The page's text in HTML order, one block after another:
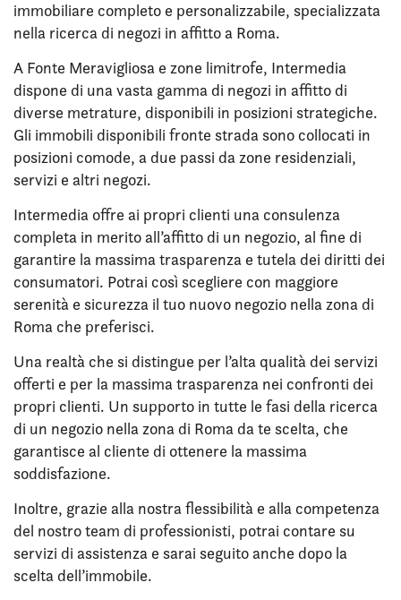
immobiliare completo e personalizzabile, specializzata
nella ricerca di negozi in affitto a Roma.
A Fonte Meravigliosa e zone limitrofe, Intermedia
dispone di una vasta gamma di negozi in affitto di
diverse metrature, disponibili in posizioni strategiche.
Gli immobili disponibili fronte strada sono collocati in
posizioni comode, a due passi da zone residenziali,
servizi e altri negozi.
Intermedia offre ai propri clienti una consulenza
completa in merito all’affitto di un negozio, al fine di
garantire la massima trasparenza e tutela dei diritti dei
consumatori. Potrai così scegliere con maggiore
serenità e sicurezza il tuo nuovo negozio nella zona di
Roma che preferisci.
Una realtà che si distingue per l’alta qualità dei servizi
offerti e per la massima trasparenza nei confronti dei
propri clienti. Un supporto in tutte le fasi della ricerca
di un negozio nella zona di Roma da te scelta, che
garantisce al cliente di ottenere la massima
soddisfazione.
Inoltre, grazie alla nostra flessibilità e alla competenza
del nostro team di professionisti, potrai contare su
servizi di assistenza e sarai seguito anche dopo la
scelta dell’immobile.